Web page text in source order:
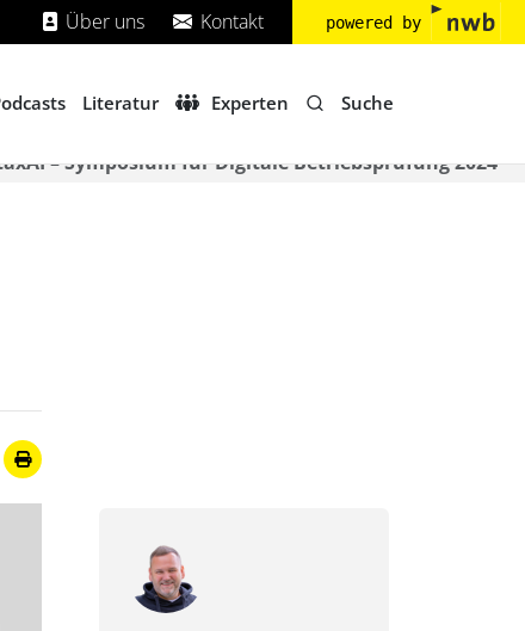
Über uns Kontakt powered by
Literatur Experten Suche
– Symposium für Digitale Betriebsprüfung 2024